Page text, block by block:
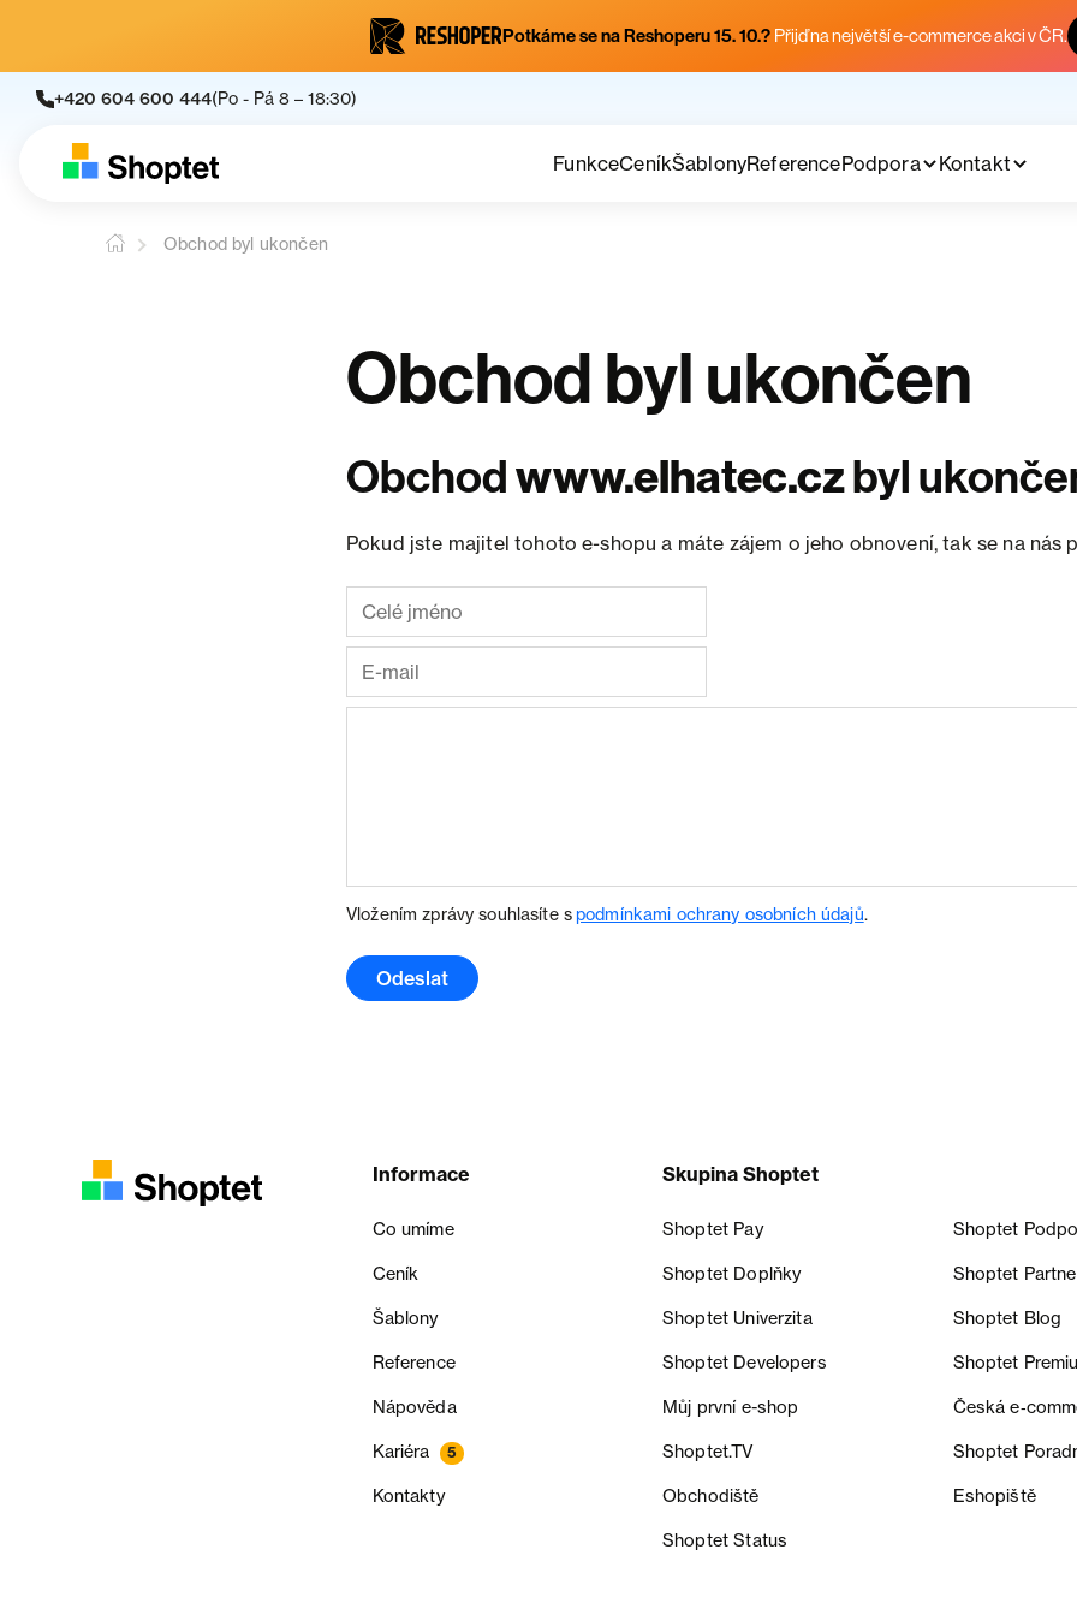
Potkáme se na Reshoperu 15. 10.? Přijď na největší e-commerce akci v ČR.
+420 604 600 444(Po - Pá 8 – 18:30)
FunkceCeníkŠablonyReferencePodpora Kontakt
Obchod byl ukončen
Obchod byl ukončen
Obchodwww.elhatec.czbyl
Pokud jste majitel tohoto e-shopu a máte zájem o jeho obnovení, tak se na nás
Vložením zprávy souhlasíte spodmínkami ochrany osobních údajů.
Odeslat
Informace
Co umíme
Ceník
Šablony
Reference
Nápověda
Kariéra 5
Kontakty
Skupina Shoptet
Shoptet Pay Shoptet
Shoptet Doplňky Shoptet
Shoptet Univerzita Shoptet Blog
Shoptet Developers Shoptet
Můj první e-shop Česká
Shoptet.TV Shoptet
Obchodiště Eshopiště
Shoptet Status